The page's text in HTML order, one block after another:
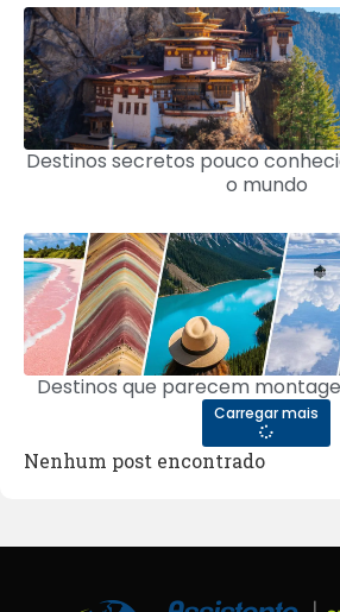
Destinos secretos pouco
o mundo
Destinos que parecem
Carregar mais
Nenhum post encontrado